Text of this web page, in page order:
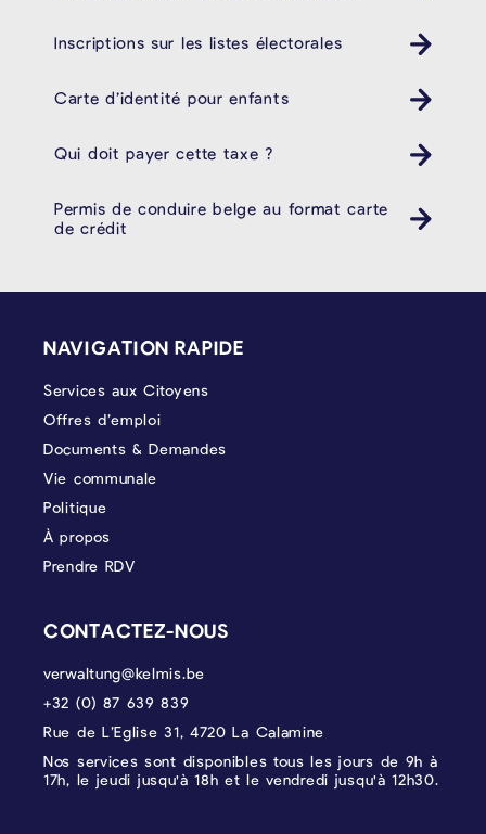
Inscriptions sur les listes électorales
Carte d’identité pour enfants
Qui doit payer cette taxe ?
Permis de conduire belge au format carte
de crédit
NAVIGATION RAPIDE
Services aux Citoyens
Offres d’emploi
Documents & Demandes
Vie communale
Politique
À propos
Prendre RDV
CONTACTEZ-NOUS
verwaltung@kelmis.be
+32 (0) 87 639 839
Rue de L’Eglise 31, 4720 La Calamine
Nos services sont disponibles tous les jours de 9h à
17h, le jeudi jusqu'à 18h et le vendredi jusqu'à 12h30.